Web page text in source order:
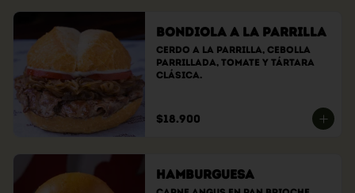
Bondiola a la Parrilla
Cerdo a la parrilla, cebolla
parrillada, tomate y tártara
clásica.
$18.900
Hamburguesa